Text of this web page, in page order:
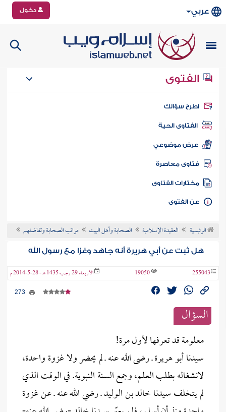
عربي دخول
الفتوى
سؤالك
الفتاوى الحية
عرض موضوعي
فتاوى معاصرة
مختارات الفتاوى
الفتوى
الرئيسية العقيدة الإسلامية الصحابة وأهل البيت مراتب الصحابة وتفاضلهم
هل ثبت عن أبي هريرة أنه جاهد وغزا مع رسول الله
255043
19050 الأربعاء 29 رجب 1435 هـ - 28-5-2014 م
السؤال
معلومة قد تعرفها لأول مرة!‏
سيدنا أبو هريرة ـ رضى الله عنه ـ ‏لم يحضر ولا غزوة واحدة،
لانشغاله ‏بطلب العلم، وجمع السنة النبوية. في ‏الوقت الذي
لم يتخلف سيدنا خالد بن ‏الوليد ـ رضي الله عنه ـ عن غزوة